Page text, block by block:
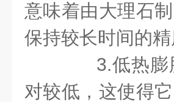
意味着由大理石
保持较长时间的
3.低热膨胀
对较低，这使得